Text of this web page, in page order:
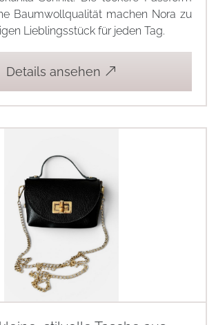
Baumwollqualität machen Nora zu
Lieblingsstück für jeden Tag.
Details ansehen